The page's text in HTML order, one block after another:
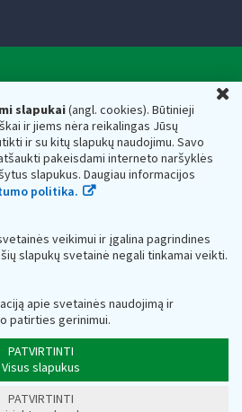
slapukai(angl. cookies). Būtinieji
ir jiems nėra reikalingas Jūsų
ir su kitų slapukų naudojimu. Savo
pakeisdami interneto naršyklės
slapukus. Daugiau informacijos
politika.
veikimui ir įgalina pagrindines
slapukų svetainė negali tinkamai veikti.
apie svetainės naudojimą ir
patirties gerinimui.
PATVIRTINTI
Visus slapukus
PATVIRTINTI
ministerijos
asmens kodas — 188659752,
14, 01107 Vilnius, Lietuva, el.paštas:
adresas 188659752
inspekciją prie Lietuvos
kaupiami ir saugomi Juridinių